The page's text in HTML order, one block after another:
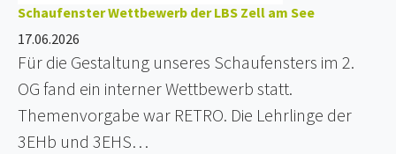
Schaufenster Wettbewerb der LBS Zell am See
17.06.2026
Für die Gestaltung unseres Schaufensters im 2.
OG fand ein interner Wettbewerb statt.
Themenvorgabe war RETRO. Die Lehrlinge der
3EHb und 3EHS…